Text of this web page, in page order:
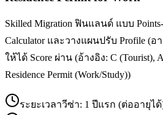
Skilled Migration ฟินแลนด์ แบบ
Calculator และวางแผนปรับ Profile (
ให้ได้ Score ผ่าน (อ้างอิง: C (Tourist),
Residence Permit (Work/Study))
ระยะเวลาวีซ่า: 1 ปีแรก (ต่ออายุไ